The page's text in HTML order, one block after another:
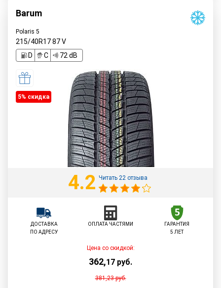
Barum
Polaris 5
215/40R1787V
D
C 72 dB
5% cкидка
4.2 Читать 22 отзыва
ДОСТАВКА
ПО АДРЕСУ
ОПЛАТА ЧАСТЯМИ
ГАРАНТИЯ
5 ЛЕТ
Цена со скидкой:
362,17 руб.
381,23руб.